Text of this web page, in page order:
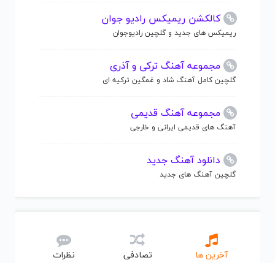
کالکشن ریمیکس رادیو جوان
ریمیکس های جدید و گلچین رادیوجوان
مجموعه آهنگ ترکی و آذری
گلچین کامل آهنگ شاد و غمگین ترکیه ای
مجموعه آهنگ قدیمی
آهنگ های قدیمی ایرانی و خارجی
دانلود آهنگ جدید
گلچین آهنگ های جدید
آخرین ها تصادفی نظرات